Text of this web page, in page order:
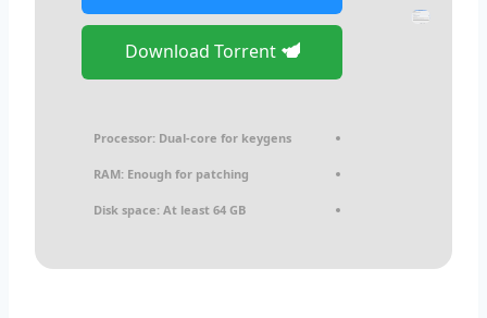
Download Torrent
Processor: Dual-core for keygens
RAM: Enough for patching
Disk space: At least 64 GB